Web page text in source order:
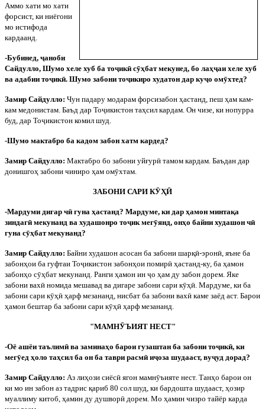
Аммо хати мо хати
форсист, ки ниёгони
мо истифода
кардаанд.
-Бубинед, ҷаноби
Сайдулло, Шумо хеле хуб ба тоҷикӣ сӯҳбат мекунед, бо лаҳҷаи хеле хуб
ва адабии тоҷикӣ. Шумо забони тоҷикиро худатон дар куҷо омӯхтед?
Замир Сайдулло: Чун падару модарам форсизабон ҳастанд, пеш ҳам кам-
кам медонистам. Баъд дар Тоҷикистон таҳсил кардам. Он чизе, ки нопурра
буд, дар Тоҷикистон комил шуд.
-Шумо мактабро ба кадом забон хатм кардед?
Замир Сайдулло: Мактабро бо забони уйғурӣ тамом кардам. Баъдан дар
донишгоҳ забони чиниро ҳам омӯхтам.
ЗАБОНИ САРИ КӮҲӢ
-Мардуми дигар чӣ гуна ҳастанд? Мардуме, ки дар ҳамон минтақа
зиндагӣ мекунанд ва худашонро тоҷик мегӯянд, онҳо байни худашон чӣ
гуна сӯҳбат мекунанд?
Замир Сайдулло: Байни худашон асосан ба забони шарқӣ-эронӣ , яъне ба
забонҳои ба гуфтаи Тоҷикистон забонҳои помирӣ ҳастанд-ку, ба ҳамон
забонҳо сӯҳбат мекунанд. Ранги ҳамон ин ҷо ҳам ду забон дорем. Яке
забони вахӣ номида мешавад ва дигаре забони сари кӯҳӣ . Мардуме, ки ба
забони сари кӯҳӣ ҳарф мезананд, нисбат ба забони вахӣ каме заёд аст. Барои
ҳамон бештар ба забони сари кӯҳӣ ҳарф мезананд.
"МАМНӮЪИЯТ НЕСТ"
-Оё ашёи таълимӣ ва заминаҳо барои гузаштан ба забони тоҷикӣ, ки
мегӯед ҳоло таҳсил ба он ба таври расмӣ иҷоза шудааст, вуҷуд дорад?
Замир Сайдулло: Аз лиҳози сиёсӣ ягон мамнӯъияте нест. Танҳо барои он
ки мо ин забон аз тадрис қариб 80 сол шуд, ки бардошта шудааст, ҳозир
муаллиму китоб, ҳамин ду душворӣ дорем. Мо ҳамин чизро тайёр карда